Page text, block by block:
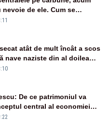
nevoie de ele. Cum se
în plină criză energetică
atât de mult încât a scos
nave naziste din al doilea
De ce patrimoniul va
central al economiei